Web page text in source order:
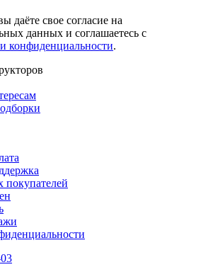
даёте свое согласие на
данных и соглашаетесь с
конфиденциальности.